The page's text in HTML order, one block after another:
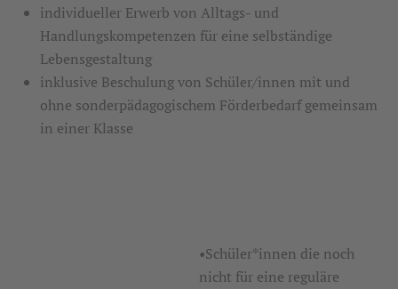
individueller Erwerb von Alltags- und
Handlungskompetenzen für eine selbständige
Lebensgestaltung
inklusive Beschulung von Schüler/innen mit und
ohne sonderpädagogischem Förderbedarf gemeinsam
in einer Klasse
•Schüler*innen die noch
nicht für eine reguläre